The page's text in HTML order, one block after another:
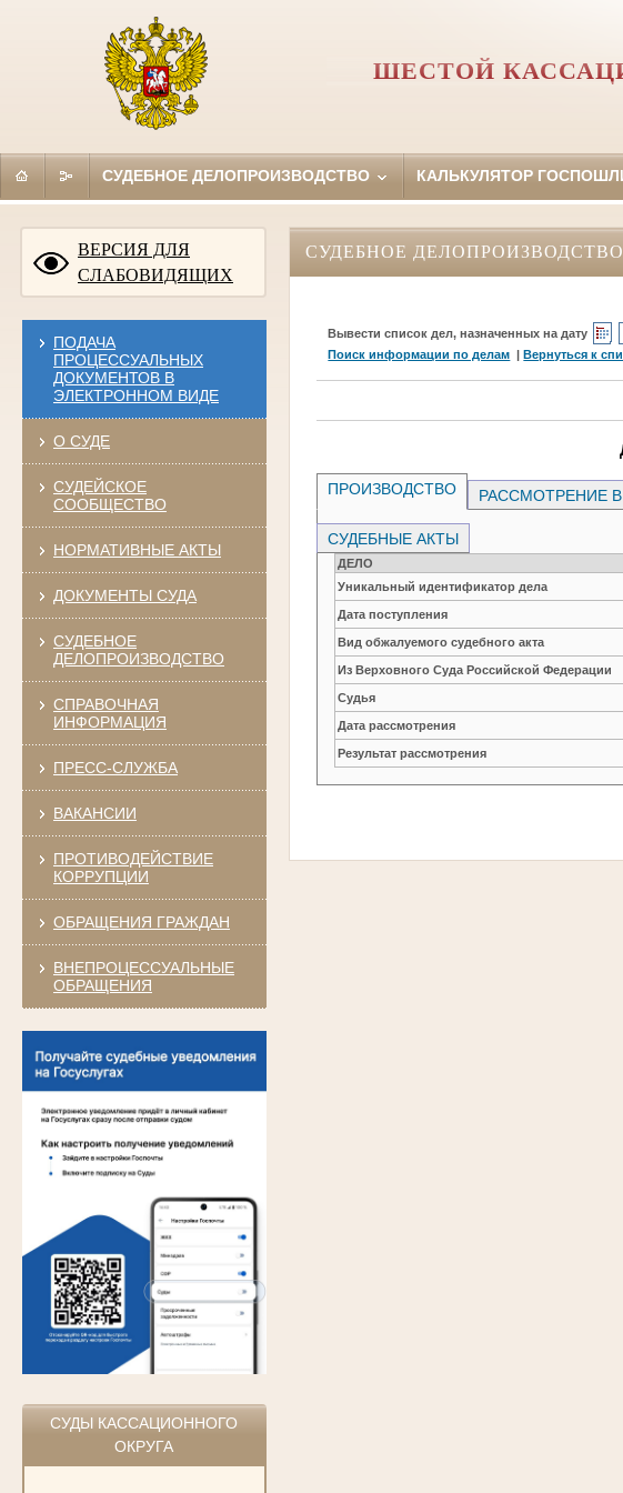
ШЕСТОЙ
СУДЕБНОЕ ДЕЛОПРОИЗВОДСТВО КАЛЬКУЛЯТОР
ВЕРСИЯ ДЛЯ
СЛАБОВИДЯЩИХ
ПОДАЧА
ПРОЦЕССУАЛЬНЫХ
ДОКУМЕНТОВ В
ЭЛЕКТРОННОМ ВИДЕ
О СУДЕ
СУДЕЙСКОЕ
СООБЩЕСТВО
НОРМАТИВНЫЕ АКТЫ
ДОКУМЕНТЫ СУДА
СУДЕБНОЕ
ДЕЛОПРОИЗВОДСТВО
СПРАВОЧНАЯ
ИНФОРМАЦИЯ
ПРЕСС-СЛУЖБА
ВАКАНСИИ
ПРОТИВОДЕЙСТВИЕ
КОРРУПЦИИ
ОБРАЩЕНИЯ ГРАЖДАН
ВНЕПРОЦЕССУАЛЬНЫЕ
ОБРАЩЕНИЯ
СУДЫ КАССАЦИОННОГО
ОКРУГА
СУДЕБНОЕ ДЕЛОПРОИЗВОДСТВО
Вывести список дел, назначенных на дату
Поиск информации по делам |Вернуться к
ПРОИЗВОДСТВО РАССМОТРЕНИЕ
СУДЕБНЫЕ АКТЫ
ДЕЛО
Уникальный идентификатор дела
Дата поступления
Вид обжалуемого судебного акта
Из Верховного Суда Российской Федерации
Судья
Дата рассмотрения
Результат рассмотрения